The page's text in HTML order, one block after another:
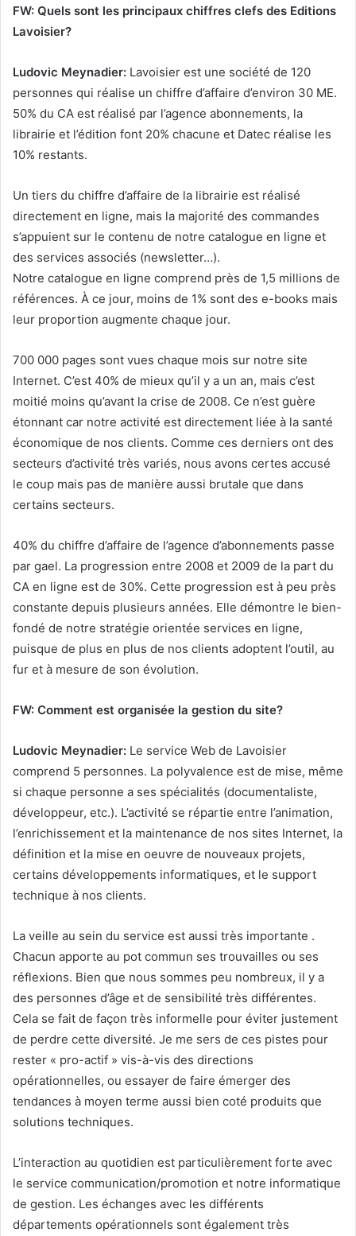
FW: Quels sont les principaux chiffres clefs des Editions
Lavoisier?
Ludovic Meynadier: Lavoisier est une société de 120
personnes qui réalise un chiffre d’affaire d’environ 30 ME.
50% du CA est réalisé par l’agence abonnements, la
librairie et l’édition font 20% chacune et Datec réalise les
10% restants.
Un tiers du chiffre d’affaire de la librairie est réalisé
directement en ligne, mais la majorité des commandes
s’appuient sur le contenu de notre catalogue en ligne et
des services associés (newsletter…).
Notre catalogue en ligne comprend près de 1,5 millions de
références. À ce jour, moins de 1% sont des e-books mais
leur proportion augmente chaque jour.
700 000 pages sont vues chaque mois sur notre site
Internet. C’est 40% de mieux qu’il y a un an, mais c’est
moitié moins qu’avant la crise de 2008. Ce n’est guère
étonnant car notre activité est directement liée à la santé
économique de nos clients. Comme ces derniers ont des
secteurs d’activité très variés, nous avons certes accusé
le coup mais pas de manière aussi brutale que dans
certains secteurs.
40% du chiffre d’affaire de l’agence d’abonnements passe
par gael. La progression entre 2008 et 2009 de la part du
CA en ligne est de 30%. Cette progression est à peu près
constante depuis plusieurs années. Elle démontre le bien-
fondé de notre stratégie orientée services en ligne,
puisque de plus en plus de nos clients adoptent l’outil, au
fur et à mesure de son évolution.
FW: Comment est organisée la gestion du site?
Ludovic Meynadier: Le service Web de Lavoisier
comprend 5 personnes. La polyvalence est de mise, même
si chaque personne a ses spécialités (documentaliste,
développeur, etc.). L’activité se répartie entre l’animation,
l’enrichissement et la maintenance de nos sites Internet, la
définition et la mise en oeuvre de nouveaux projets,
certains développements informatiques, et le support
technique à nos clients.
La veille au sein du service est aussi très importante .
Chacun apporte au pot commun ses trouvailles ou ses
réflexions. Bien que nous sommes peu nombreux, il y a
des personnes d’âge et de sensibilité très différentes.
Cela se fait de façon très informelle pour éviter justement
de perdre cette diversité. Je me sers de ces pistes pour
rester « pro-actif » vis-à-vis des directions
opérationnelles, ou essayer de faire émerger des
tendances à moyen terme aussi bien coté produits que
solutions techniques.
L’interaction au quotidien est particulièrement forte avec
le service communication/promotion et notre informatique
de gestion. Les échanges avec les différents
départements opérationnels sont également très